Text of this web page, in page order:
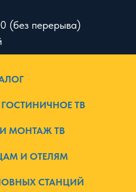
(без перерыва)
ТВ
МОНТАЖ ТВ
И ОТЕЛЯМ
СТАНЦИЙ